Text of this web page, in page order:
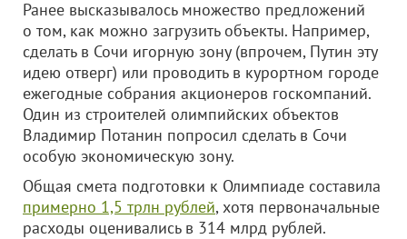
Ранее высказывалось множество предложений
о том, как можно загрузить объекты. Например,
сделать в Сочи игорную зону (впрочем, Путин эту
идею отверг) или проводить в курортном городе
ежегодные собрания акционеров госкомпаний.
Один из строителей олимпийских объектов
Владимир Потанин попросил сделать в Сочи
особую экономическую зону.
Общая смета подготовки к Олимпиаде составила
примерно 1,5 трлн рублей, хотя первоначальные
расходы оценивались в 314 млрд рублей.